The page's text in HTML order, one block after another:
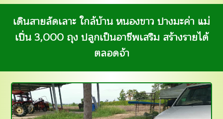
เดินสายลัดเลาะ ใกล้บ้าน หนองขาว ปางมะค่า แม่
เปิ่น 3,000 ถุง ปลูกเป็นอาชีพเสริม สร้างรายได้
ตลอดจ้า